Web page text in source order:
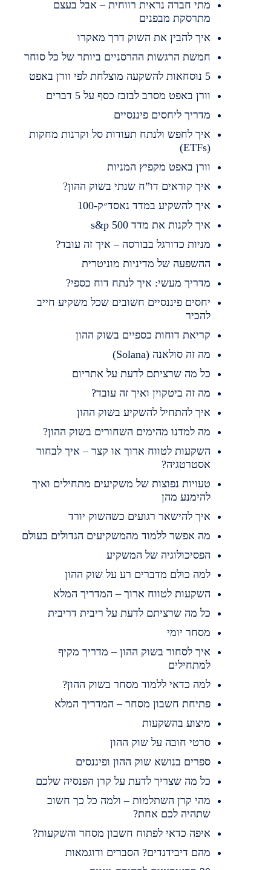
מתי חברה נראית רווחית – אבל בעצם
מתרסקת מבפנים
איך להבין את השוק דרך מאקרו
חמשת הרגשות ההרסניים ביותר של כל סוחר
5 נוסחאות להשקעה מוצלחת לפי וורן באפט
וורן באפט מסרב לבזבז כסף על 5 דברים
מדריך ליחסים פיננסיים
איך לחפש ולנתח תעודות סל וקרנות מחקות
(ETFs)
וורן באפט מקפיץ המניות
איך קוראים דו”ח שנתי בשוק ההון?
איך להשקיע במדד נאסד״ק-100
איך לקנות את מדד s&p 500
מניות כדורגל בבורסה – איך זה עובד?
ההשפעה של מדיניות מוניטרית
מדריך מעשי: איך לנתח דוח כספי?
יחסים פיננסיים חשובים שכל משקיע חייב
להכיר
קריאת דוחות כספיים בשוק ההון
מה זה סולאנה (Solana)
כל מה שרציתם לדעת על אתריום
מה זה ביטקוין ואיך זה עובד?
איך להתחיל להשקיע בשוק ההון
מה למדנו מהימים השחורים בשוק ההון?
השקעות לטווח ארוך או קצר – איך לבחור
אסטרטגיה?
טעויות נפוצות של משקיעים מתחילים ואיך
להימנע מהן
איך להישאר רגועים כשהשוק יורד
מה אפשר ללמוד מהמשקיעים הגדולים בעולם
הפסיכולוגיה של המשקיע
למה כולם מדברים רע על שוק ההון
השקעות לטווח ארוך – המדריך המלא
כל מה שרציתם לדעת על ריבית דריבית
מסחר יומי
איך לסחור בשוק ההון – מדריך מקיף
למתחילים
למה כדאי ללמוד מסחר בשוק ההון?
פתיחת חשבון מסחר – המדריך המלא
מיצוע בהשקעות
סרטי חובה על שוק ההון
ספרים בנושא שוק ההון ופיננסים
כל מה שצריך לדעת על קרן הפנסיה שלכם
מהי קרן השתלמות – ולמה כל כך חשוב
שתהיה לכם אחת?
איפה כדאי לפתוח חשבון מסחר והשקעות?
מהם דיבידנדים? הסברים ודוגמאות